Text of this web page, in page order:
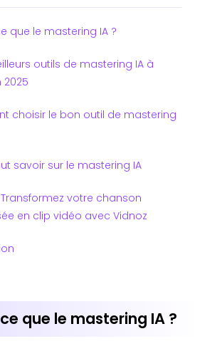
que le mastering IA ?
outils de mastering IA à
2025
choisir le bon outil de mastering
savoir sur le mastering IA
votre chanson
en clip vidéo avec Vidnoz
que le mastering IA ?